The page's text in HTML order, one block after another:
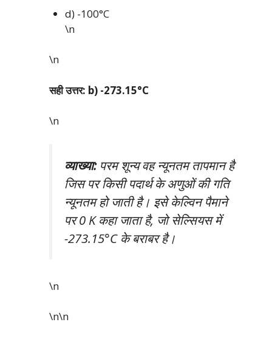
d) -100°C
\n
\n
सही उत्तर: b) -273.15°C
\n
व्याख्या:परम शून्य वह न्यूनतम तापमान है
जिस पर किसी पदार्थ के अणुओं की गति
न्यूनतम हो जाती है। इसे केल्विन पैमाने
पर 0 K कहा जाता है, जो सेल्सियस में
-273.15°C के बराबर है।
\n
\n\n